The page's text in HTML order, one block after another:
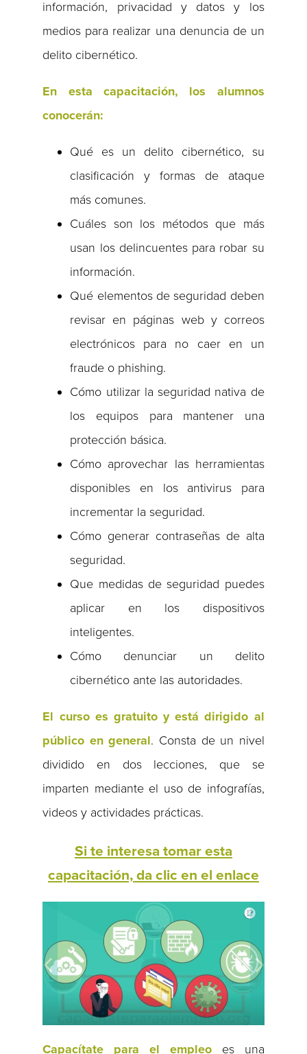
información, privacidad y datos y los
medios para realizar una denuncia de un
delito cibernético.
En esta capacitación, los alumnos
conocerán:
Qué es un delito cibernético, su
clasificación y formas de ataque
más comunes.
Cuáles son los métodos que más
usan los delincuentes para robar su
información.
Qué elementos de seguridad deben
revisar en páginas web y correos
electrónicos para no caer en un
fraude o phishing.
Cómo utilizar la seguridad nativa de
los equipos para mantener una
protección básica.
Cómo aprovechar las herramientas
disponibles en los antivirus para
incrementar la seguridad.
Cómo generar contraseñas de alta
seguridad.
Que medidas de seguridad puedes
aplicar en los dispositivos
inteligentes.
Cómo denunciar un delito
cibernético ante las autoridades.
El curso es gratuito y está dirigido al
público en general. Consta de un nivel
dividido en dos lecciones, que se
imparten mediante el uso de infografías,
videos y actividades prácticas.
Si te interesa tomar esta
capacitación, da clic en el enlace
Capacítate para el empleoes una